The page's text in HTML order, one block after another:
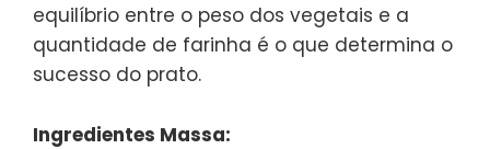
equilíbrio entre o peso dos vegetais e a
quantidade de farinha é o que determina o
sucesso do prato.
Ingredientes Massa: